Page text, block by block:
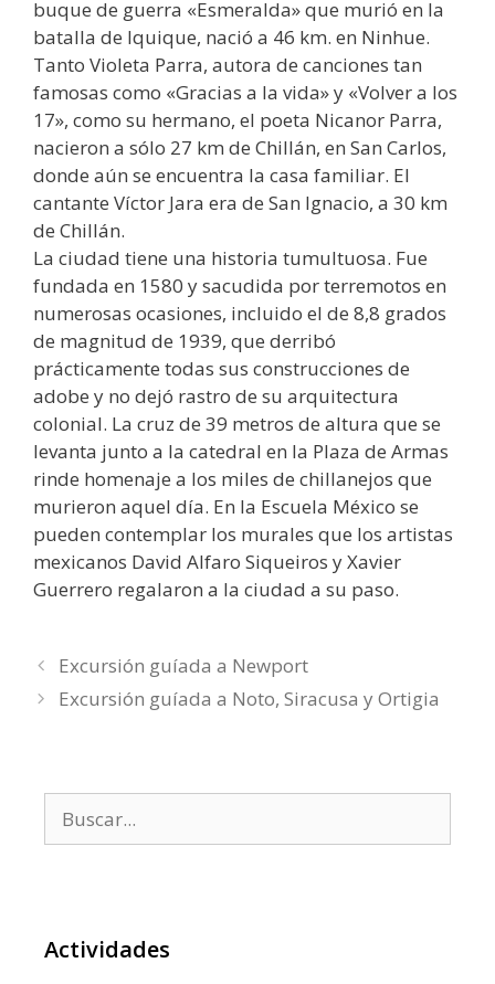
buque de guerra «Esmeralda» que murió en la
batalla de Iquique, nació a 46 km. en Ninhue.
Tanto Violeta Parra, autora de canciones tan
famosas como «Gracias a la vida» y «Volver a los
17», como su hermano, el poeta Nicanor Parra,
nacieron a sólo 27 km de Chillán, en San Carlos,
donde aún se encuentra la casa familiar. El
cantante Víctor Jara era de San Ignacio, a 30 km
de Chillán.
La ciudad tiene una historia tumultuosa. Fue
fundada en 1580 y sacudida por terremotos en
numerosas ocasiones, incluido el de 8,8 grados
de magnitud de 1939, que derribó
prácticamente todas sus construcciones de
adobe y no dejó rastro de su arquitectura
colonial. La cruz de 39 metros de altura que se
levanta junto a la catedral en la Plaza de Armas
rinde homenaje a los miles de chillanejos que
murieron aquel día. En la Escuela México se
pueden contemplar los murales que los artistas
mexicanos David Alfaro Siqueiros y Xavier
Guerrero regalaron a la ciudad a su paso.
Excursión guíada a Newport
Excursión guíada a Noto, Siracusa y Ortigia
Actividades